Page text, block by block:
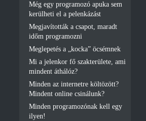
Még egy programozó apuka sem
kerülheti el a pelenkázást
Megjavították a csapot, maradt
időm programozni
Meglepetés a „kocka” öcsémnek
Mi a jelenkor fő szakterülete, ami
mindent áthálóz?
Minden az internetre költözött?
Mindent online csinálunk?
Minden programozónak kell egy
ilyen!